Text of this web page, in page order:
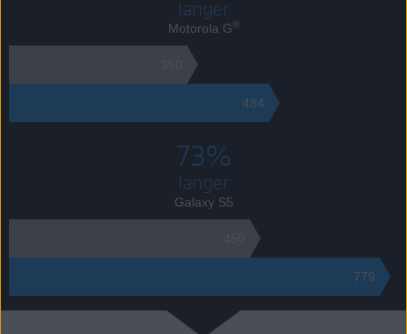
langer
Motorola G®
484
73%
langer
Galaxy S5
779